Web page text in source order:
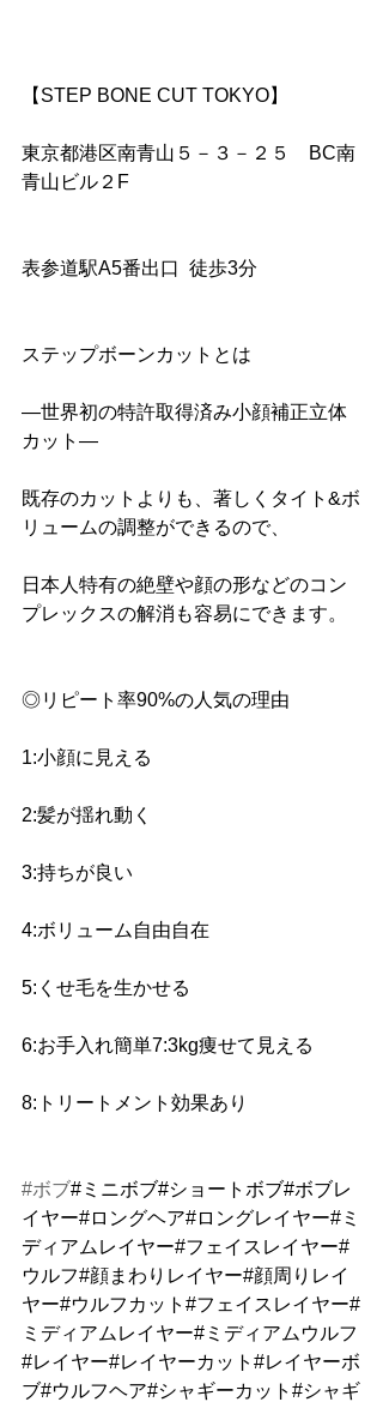
【STEP BONE CUT TOKYO】
東京都港区南青山５－３－２５　BC南
青山ビル２F
表参道駅A5番出口  徒歩3分
ステップボーンカットとは
―世界初の特許取得済み小顔補正立体
カット―
既存のカットよりも、著しくタイト&ボ
リュームの調整ができるので、
日本人特有の絶壁や顔の形などのコン
プレックスの解消も容易にできます。
◎リピート率90%の人気の理由
1:小顔に見える
2:髪が揺れ動く
3:持ちが良い
4:ボリューム自由自在
5:くせ毛を生かせる
6:お手入れ簡単7:3kg痩せて見える
8:トリートメント効果あり
#ボブ#ミニボブ#ショートボブ#ボブレ
イヤー#ロングヘア#ロングレイヤー#ミ
ディアムレイヤー#フェイスレイヤー#
ウルフ#顔まわりレイヤー#顔周りレイ
ヤー#ウルフカット#フェイスレイヤー#
ミディアムレイヤー#ミディアムウルフ
#レイヤー#レイヤーカット#レイヤーボ
ブ#ウルフヘア#シャギーカット#シャギ